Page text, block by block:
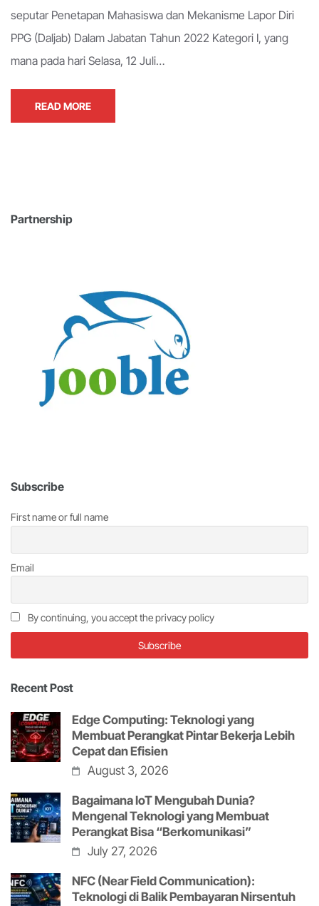
seputar Penetapan Mahasiswa dan Mekanisme Lapor Diri
PPG (Daljab) Dalam Jabatan Tahun 2022 Kategori I, yang
mana pada hari Selasa, 12 Juli…
READ MORE
Partnership
Subscribe
First name or full name
Email
By continuing, you accept the privacy policy
Recent Post
Edge Computing: Teknologi yang
Membuat Perangkat Pintar Bekerja Lebih
Cepat dan Efisien
August 3, 2026
Bagaimana IoT Mengubah Dunia?
Mengenal Teknologi yang Membuat
Perangkat Bisa “Berkomunikasi”
July 27, 2026
NFC (Near Field Communication):
Teknologi di Balik Pembayaran Nirsentuh